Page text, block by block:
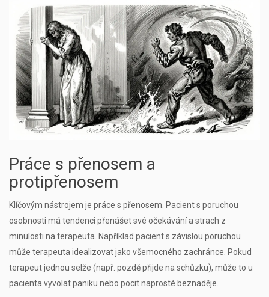
Práce s přenosem a
protipřenosem
Klíčovým nástrojem je práce s přenosem. Pacient s poruchou
osobnosti má tendenci přenášet své očekávání a strach z
minulosti na terapeuta. Například pacient s závislou poruchou
může terapeuta idealizovat jako všemocného zachránce. Pokud
terapeut jednou selže (např. pozdě přijde na schůzku), může to u
pacienta vyvolat paniku nebo pocit naprosté beznaděje.